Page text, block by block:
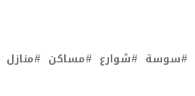
سوسة شوارع مساكن منازل